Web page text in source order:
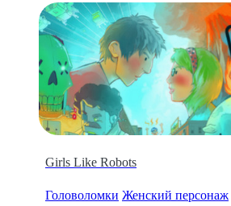
Girls Like Robots
Головоломки Женский персонаж